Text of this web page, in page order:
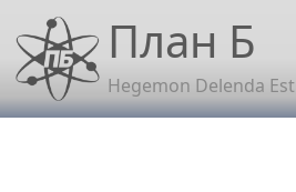
Перейти к основному содержанию
План Б
Hegemon Delenda Est